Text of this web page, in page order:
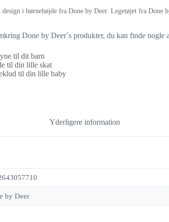
i børnehøjde fra Done by Deer. Legetøjet fra
Done by Deer´s produkter, du kan finde nogle
til dit barn
til din lille skat
til din lille baby
Yderligere information
by Deer